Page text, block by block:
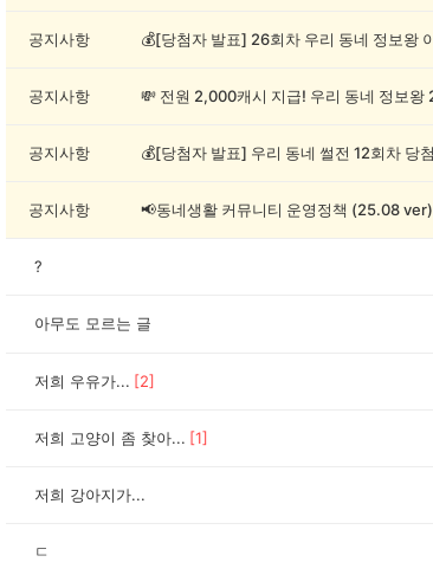
공지사항
공지사항
공지사항
공지사항 📢동네생활 커뮤니티 운영정책 (25.08 ver)
?
아무도 모르는 글
저희 우유가... [2]
저희 고양이 좀 찾아... [1]
저희 강아지가...
ㄷ